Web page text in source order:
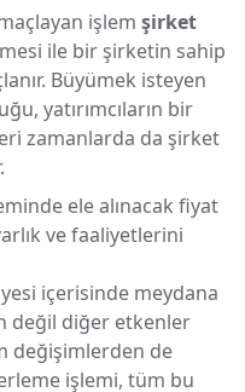
işlem şirket
ile bir şirketin sahip
Büyümek isteyen
yatırımcıların bir
zamanlarda da şirket
ele alınacak fiyat
ve faaliyetlerini
içerisinde meydana
değil diğer etkenler
değişimlerden de
işlemi, tüm bu